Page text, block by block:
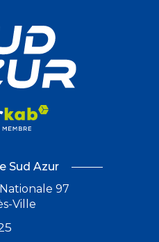
Sud Azur
97
Ville